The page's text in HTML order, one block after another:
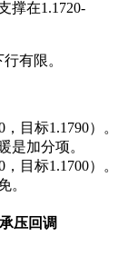
撑在1.1720-
有限。
，目标1.1790）。
是加分项。
，目标1.1700）。
。
压回调